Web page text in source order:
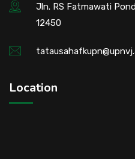
Jln. RS Fatmawati
12450
Location